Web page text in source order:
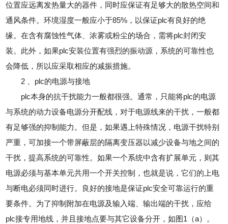
位置应远离发热量大的器件，同时应保证有足够大的散热空间和
通风条件。环境湿度一般应小于85%，以保证plc有良好的绝
缘。在含有腐蚀性气体、浓雾或粉尘的场合，需将plc封闭安
装。此外，如果plc安装位置有强烈的振动源，系统的可靠性也
会降低，所以应采取相应的减振措施。
2 、plc的电源与接地
plc本身的抗干扰能力一般都很强。通常，只能将plc的电源
与系统的动力设备电源分开配线，对于电源线来的干扰，一般都
有足够强的抑制能力。但是，如果遇上特殊情况，电源干扰特别
严重，可加接一个带屏蔽层的隔离变压器以减少设备与地之间的
干扰，提高系统的可靠性。如果一个系统中含有扩展单元，则其
电源必须与基本单元共用一个开关控制，也就是说，它们的上电
与断电必须同时进行。良好的接地是保证plc安全可靠运行的重
要条件。为了抑制附加在电源及输入端、输出端的干扰，应给
plc接专用地线，并且接地点要与其它设备分开，如图1（a）。